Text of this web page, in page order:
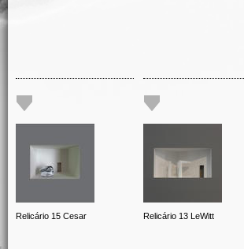
Relicário 15 Cesar Relicário 13 LeWitt